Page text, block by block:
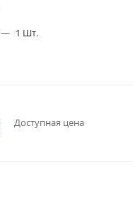
— 1 Шт.
Доступная цена